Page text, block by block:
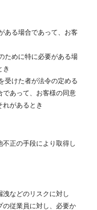
ある場合であって、お客
ために特に必要がある場
き
受けた者が法令の定める
であって、お客様の同意
れがあるとき
正の手段により取得し
などのリスクに対し
の従業員に対し、必要か